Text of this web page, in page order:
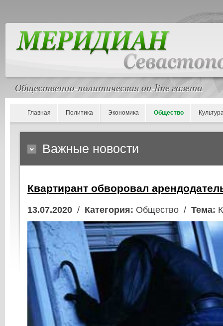
Главная Политика Экономика Общество
Важные новости
Квартирант обворовал
13.07.2020 / Категория: Общество / Тема: